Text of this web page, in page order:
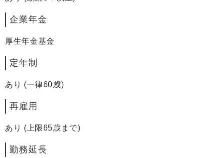
企業年金
厚生年金基金
定年制
あり (一律60歳)
再雇用
あり (上限65歳まで)
勤務延長